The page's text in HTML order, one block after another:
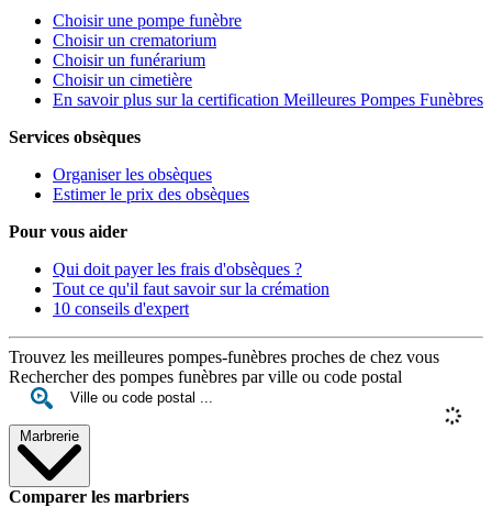
Choisir une pompe funèbre
Choisir un crematorium
Choisir un funérarium
Choisir un cimetière
En savoir plus sur la certification Meilleures Pompes Funèbres
Services obsèques
Organiser les obsèques
Estimer le prix des obsèques
Pour vous aider
Qui doit payer les frais d'obsèques ?
Tout ce qu'il faut savoir sur la crémation
10 conseils d'expert
Trouvez les meilleures pompes-funèbres proches de chez vous
Rechercher des pompes funèbres par ville ou code postal
Marbrerie
Comparer les marbriers